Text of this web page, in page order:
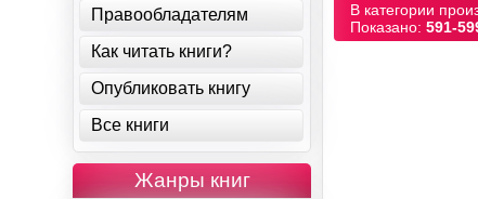
В категории
Показано:591-
Правообладателям
Как читать книги?
Опубликовать книгу
Все книги
Жанры книг